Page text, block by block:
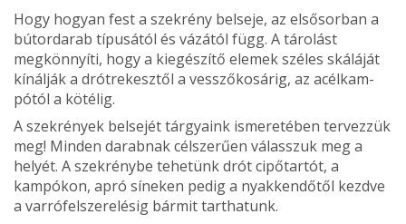
Hogy hogyan fest a szekrény belseje, az elsősorban a
bútordarab típusától és vázá­tól függ. A tárolást
megkönnyíti, hogy a kiegészítő elemek széles skáláját
kínálják a drótrekesztől a vesszőkosárig, az acélkam­
pótól a kötélig.
A szekrények belsejét tárgyaink ismere­tében tervezzük
meg! Minden darabnak célszerűen válasszuk meg a
helyét. A szekrénybe tehetünk drót cipőtartót, a
kampókon, apró síneken pedig a nyakkendőtől kezdve
a varrófelszerelésig bármit tarthatunk.